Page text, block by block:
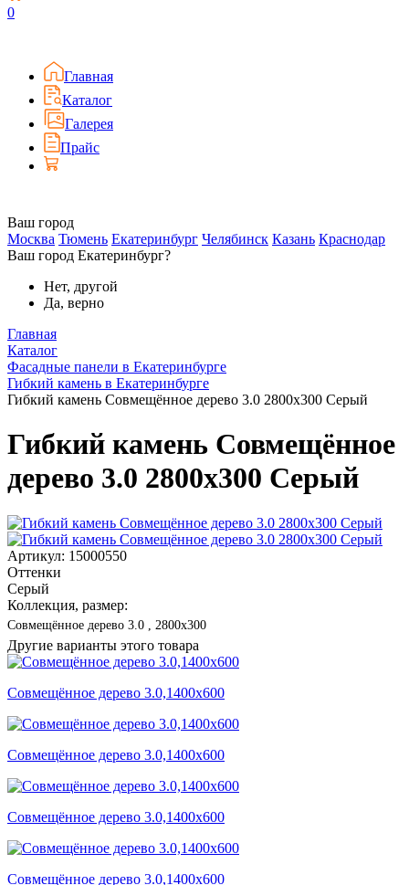
0
Главная
Каталог
Галерея
Прайс
Ваш город
Москва Тюмень Екатеринбург Челябинск Казань Краснодар
Ваш город Екатеринбург?
Нет, другой
Да, верно
Главная
Каталог
Фасадные панели в Екатеринбурге
Гибкий камень в Екатеринбурге
Гибкий камень Совмещённое дерево 3.0 2800x300 Серый
Гибкий камень Совмещённое
дерево 3.0 2800x300 Серый
Артикул: 15000550
Оттенки
Серый
Коллекция, размер:
Совмещённое дерево 3.0 , 2800x300
Другие варианты этого товара
Совмещённое дерево 3.0,1400x600
Совмещённое дерево 3.0,1400x600
Совмещённое дерево 3.0,1400x600
Совмещённое дерево 3.0,1400x600